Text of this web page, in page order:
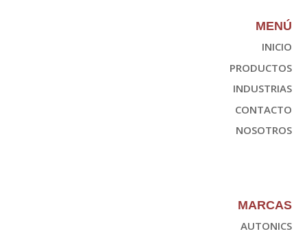
MENÚ
INICIO
PRODUCTOS
INDUSTRIAS
CONTACTO
NOSOTROS
MARCAS
AUTONICS